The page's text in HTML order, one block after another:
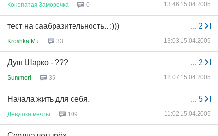
Конопатая Заморочка 0 13:46 15.04.2005
... 2
тест на саабразительность...:)))
Kroshka Mu 33 13:03 15.04.2005
... 2
Душ Шарко - ???
Summer! 35 12:07 15.04.2005
... 5
Начала жить для себя.
Девушка мечты 109 11:02 15.04.2005